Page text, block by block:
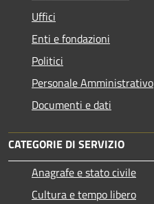
Uffici
Enti e fondazioni
Politici
Personale Amministrativo
Documenti e dati
CATEGORIE DI SERVIZIO
Anagrafe e stato civile
Cultura e tempo libero